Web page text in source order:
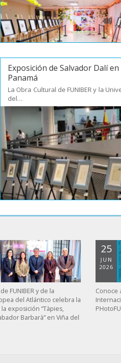
Exposición de Salvador Dalí en
Panamá
La Obra Cultural de FUNIBER y la
del…
FUNIBER y de la
del Atlántico celebra la
exposición “Tàpies,
Barbarà” en Viña del
25
JUN
2026
Conoce